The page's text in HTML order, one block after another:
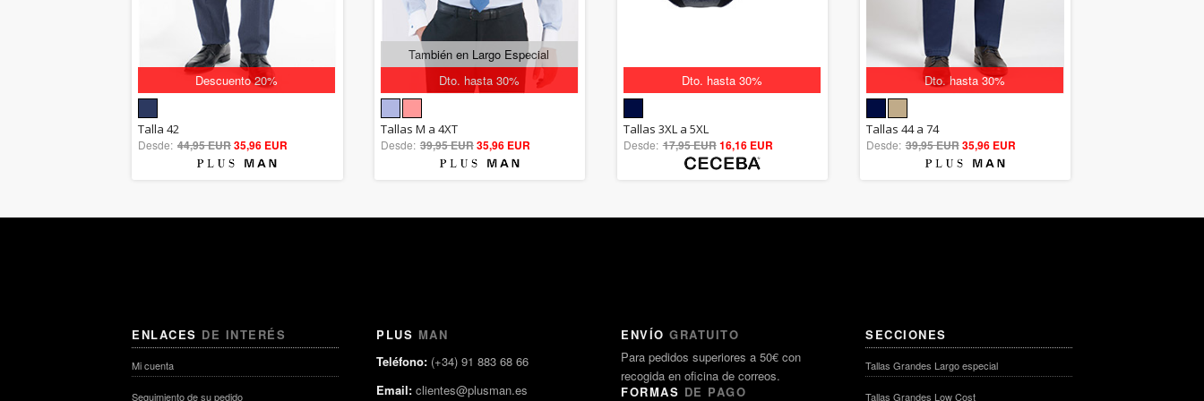
Descuento 20%
out of 5
Talla 42
Desde: 44,95 EUR35,96 EUR
Dto. hasta 30%
También en Largo Especial
5.00
out of 5
Tallas M a 4XT
Desde: 39,95 EUR35,96 EUR
Dto. hasta 30%
5.00
out of 5
Tallas 3XL a 5XL
Desde: 17,95 EUR16,16 EUR
Dto. hasta 30%
5.00
out of 5
Tallas 44 a 74
Desde: 39,95 EUR35,96 EUR
ENLACES DE INTERÉS
Mi cuenta
Seguimiento de su pedido
PLUS MAN
Teléfono: (+34) 91 883 68 66
Email: clientes@plusman.es
ENVÍO GRATUITO
Para pedidos superiores a 50€ con
recogida en oficina de correos.
FORMAS DE PAGO
SECCIONES
Tallas Grandes Largo especial
Tallas Grandes Low Cost